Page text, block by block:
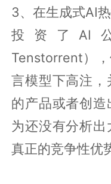
3、在生成式AI
投资了AI公
Tenstorrent）
言模型下高注
的产品或者创
为还没有分析
真正的竞争性优